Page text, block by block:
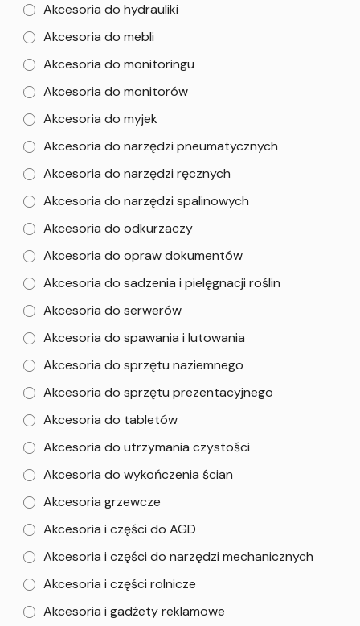
Akcesoria do hydrauliki
Akcesoria do mebli
Akcesoria do monitoringu
Akcesoria do monitorów
Akcesoria do myjek
Akcesoria do narzędzi pneumatycznych
Akcesoria do narzędzi ręcznych
Akcesoria do narzędzi spalinowych
Akcesoria do odkurzaczy
Akcesoria do opraw dokumentów
Akcesoria do sadzenia i pielęgnacji roślin
Akcesoria do serwerów
Akcesoria do spawania i lutowania
Akcesoria do sprzętu naziemnego
Akcesoria do sprzętu prezentacyjnego
Akcesoria do tabletów
Akcesoria do utrzymania czystości
Akcesoria do wykończenia ścian
Akcesoria grzewcze
Akcesoria i części do AGD
Akcesoria i części do narzędzi mechanicznych
Akcesoria i części rolnicze
Akcesoria i gadżety reklamowe